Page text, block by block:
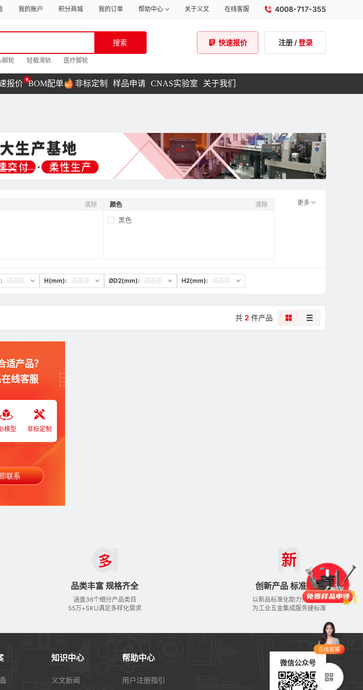
我的账户 积分商城 我的订单 帮助中心 关于义文 在线客服 4008-717-355
搜索
脚轮 轻载滑轨 医疗脚轮
快速报价 注册 / 登录
报价 BOM配单 非标定制 样品申请 CNAS实验室 关于我们
清除 颜色 清除
黑色
更多
请选择 H(mm): 请选择 ØD2(mm): 请选择 H2(mm): 请选择
共 2 件产品
适产品？
线客服
模型 非标定制
联系
品类丰富 规格齐全
涵盖36个细分产品类目
55万+SKU满足多样化需求
创新产品 标准先行
以新品标准化助力行业发展
为工业五金集成服务建标准
知识中心
义文新闻
帮助中心
用户注册指引
微信公众号
门锁铰链拉手
脚轮支撑更多
品类齐全
立即申领
在线选 1V1客
立即联系